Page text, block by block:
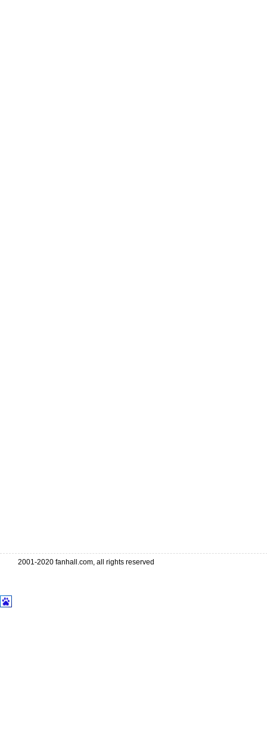
2001-2020 fanhall.com, all rights reserved